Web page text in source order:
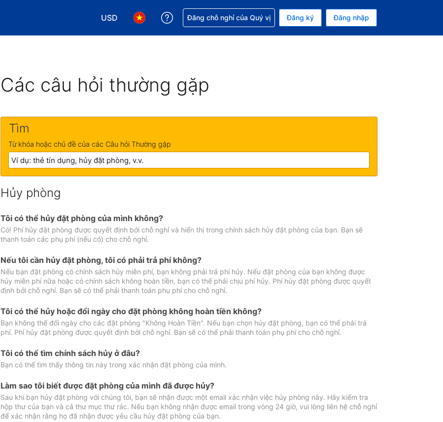
USD
Chọn loại tiền tệ của bạn. Loại tiền tệ hiện tại của bạn là Đô la Mỹ
Chọn ngôn ngữ của bạn. Ngôn ngữ hiện tại của bạn là Tiếng Việt
Nhận trợ giúp với đặt chỗ
Đăng chỗ nghỉ của Quý vị Đăng ký Đăng nhập
Các câu hỏi thường gặp
Tìm
Từ khóa hoặc chủ đề của các Câu hỏi Thường gặp
Hủy phòng
Tôi có thể hủy đặt phòng của mình không?
Có! Phí hủy đặt phòng được quyết định bởi chỗ nghỉ và hiển thị trong chính sách hủy đặt phòng của bạn. Bạn sẽ
thanh toán các phụ phí (nếu có) cho chỗ nghỉ.
Nếu tôi cần hủy đặt phòng, tôi có phải trả phí không?
Nếu bạn đặt phòng có chính sách hủy miễn phí, bạn không phải trả phí hủy. Nếu đặt phòng của bạn không được
hủy miễn phí nữa hoặc có chính sách không hoàn tiền, bạn có thể phải chịu phí hủy. Phí hủy đặt phòng được quyết
định bởi chỗ nghỉ. Bạn sẽ có thể phải thanh toán phụ phí cho chỗ nghỉ.
Tôi có thể hủy hoặc đổi ngày cho đặt phòng không hoàn tiền không?
Bạn không thể đổi ngày cho các đặt phòng "Không Hoàn Tiền". Nếu bạn chọn hủy đặt phòng, bạn có thể phải trả
phí. Phí hủy đặt phòng được quyết định bởi chỗ nghỉ. Bạn sẽ có thể phải thanh toán phụ phí cho chỗ nghỉ.
Tôi có thể tìm chính sách hủy ở đâu?
Bạn có thể tìm thấy thông tin này trong xác nhận đặt phòng của mình.
Làm sao tôi biết được đặt phòng của mình đã được hủy?
Sau khi bạn hủy đặt phòng với chúng tôi, bạn sẽ nhận được một email xác nhận việc hủy phòng này. Hãy kiểm tra
hộp thư của bạn và cả thư mục thư rác. Nếu bạn không nhận được email trong vòng 24 giờ, vui lòng liên hệ chỗ nghỉ
để xác nhận rằng họ đã nhận được yêu cầu hủy đặt phòng của bạn.